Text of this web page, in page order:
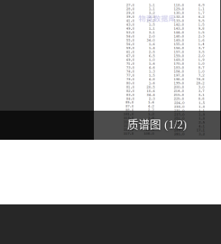
质谱图 (1/2)